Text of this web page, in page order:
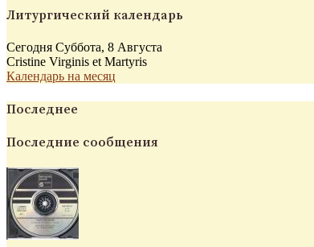
Литургический календарь
Сегодня Суббота, 8 Августа
Cristine Virginis et Martyris
Календарь на месяц
Последнее
Последние сообщения